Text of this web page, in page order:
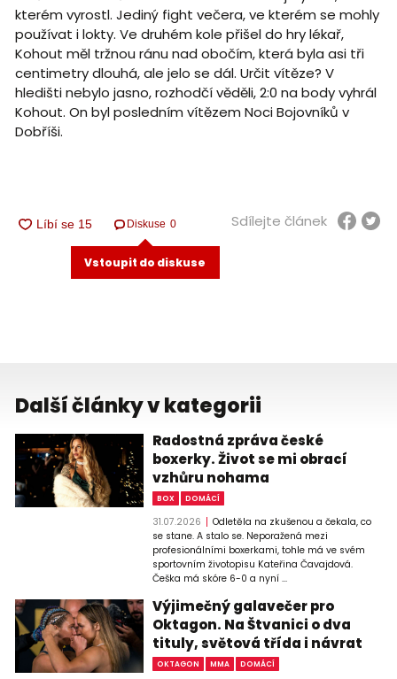
kterém vyrostl. Jediný fight večera, ve kterém se mohly
používat i lokty. Ve druhém kole přišel do hry lékař,
Kohout měl tržnou ránu nad obočím, která byla asi tři
centimetry dlouhá, ale jelo se dál. Určit vítěze? V
hledišti nebylo jasno, rozhodčí věděli, 2:0 na body vyhrál
Kohout. On byl posledním vítězem Noci Bojovníků v
Dobříši.
Diskuse 0
Vstoupit do diskuse
Sdílejte článek
Další články v kategorii
Radostná zpráva české
boxerky. Život se mi obrací
vzhůru nohama
BOX DOMÁCÍ
31.07.2026
Odletěla na zkušenou a čekala, co
se stane. A stalo se. Neporažená mezi
profesionálními boxerkami, tohle má ve svém
sportovním životopisu Kateřina Čavajdová.
Češka má skóre 6-0 a nyní ...
Výjimečný galavečer pro
Oktagon. Na Štvanici o dva
tituly, světová třída i návrat
OKTAGON MMA DOMÁCÍ